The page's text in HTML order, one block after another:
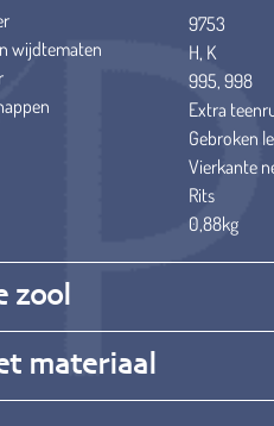
9753
wijdtematen
H, K
995, 998
Extra
Gebroken
Vierkante
Rits
0,88kg
zool
materiaal